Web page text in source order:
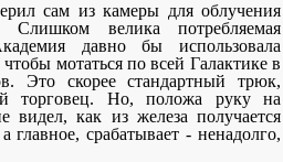
сам из камеры для облучения
велика потребляемая
давно бы использовала
мотаться по всей Галактике в
Это скорее стандартный трюк,
торговец. Но, положа руку на
видел, как из железа получается
главное, срабатывает - ненадолго,